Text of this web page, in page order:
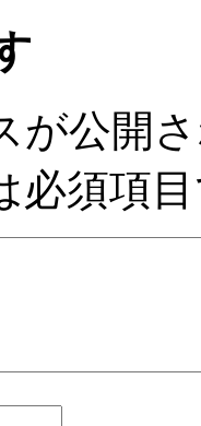
が公開
必須項